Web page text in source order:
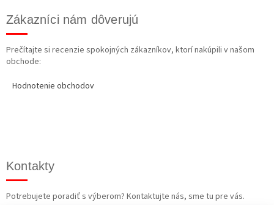
Zákazníci nám dôverujú
Prečítajte si recenzie spokojných zákazníkov, ktorí nakúpili v našom
obchode:
Hodnotenie obchodov
Kontakty
Potrebujete poradiť s výberom? Kontaktujte nás, sme tu pre vás.